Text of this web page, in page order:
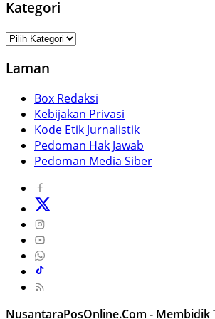
Kategori
Kategori
Laman
Box Redaksi
Kebijakan Privasi
Kode Etik Jurnalistik
Pedoman Hak Jawab
Pedoman Media Siber
NusantaraPosOnline.Com - Membidik